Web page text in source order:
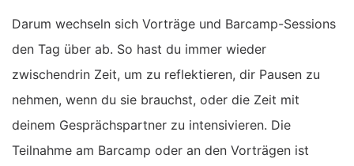
Darum wechseln sich Vorträge und Barcamp-Sessions
den Tag über ab. So hast du immer wieder
zwischendrin Zeit, um zu reflektieren, dir Pausen zu
nehmen, wenn du sie brauchst, oder die Zeit mit
deinem Gesprächspartner zu intensivieren. Die
Teilnahme am Barcamp oder an den Vorträgen ist